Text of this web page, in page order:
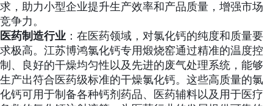
求，助力小型企业提升生产效率和产品质量，增强市场
竞争力。
医药制造行业 ：在医药领域，对氯化钙的纯度和质量要
求极高。江苏博鸿氯化钙专用煅烧窑通过精准的温度控
制、良好的干燥均匀性以及先进的废气处理系统，能够
生产出符合医药级标准的干燥氯化钙。这些高质量的氯
化钙可用于制备各种钙剂药品、医药辅料以及用于医疗